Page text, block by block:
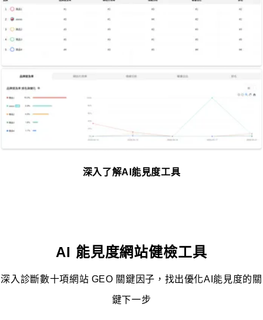
深入了解AI能見度工具
AI 能見度網站健檢工具
深入診斷數十項網站 GEO 關鍵因子，找出優化AI能見度的關
鍵下一步